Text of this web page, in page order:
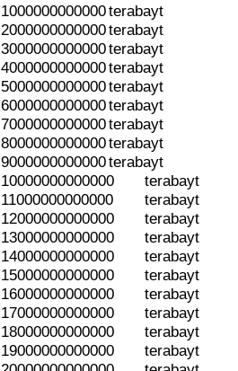
1000000000000terabayt
2000000000000terabayt
3000000000000terabayt
4000000000000terabayt
5000000000000terabayt
6000000000000terabayt
7000000000000terabayt
8000000000000terabayt
9000000000000terabayt
10000000000000
terabayt
11000000000000
terabayt
12000000000000
terabayt
13000000000000
terabayt
14000000000000
terabayt
15000000000000
terabayt
16000000000000
terabayt
17000000000000
terabayt
18000000000000
terabayt
19000000000000
terabayt